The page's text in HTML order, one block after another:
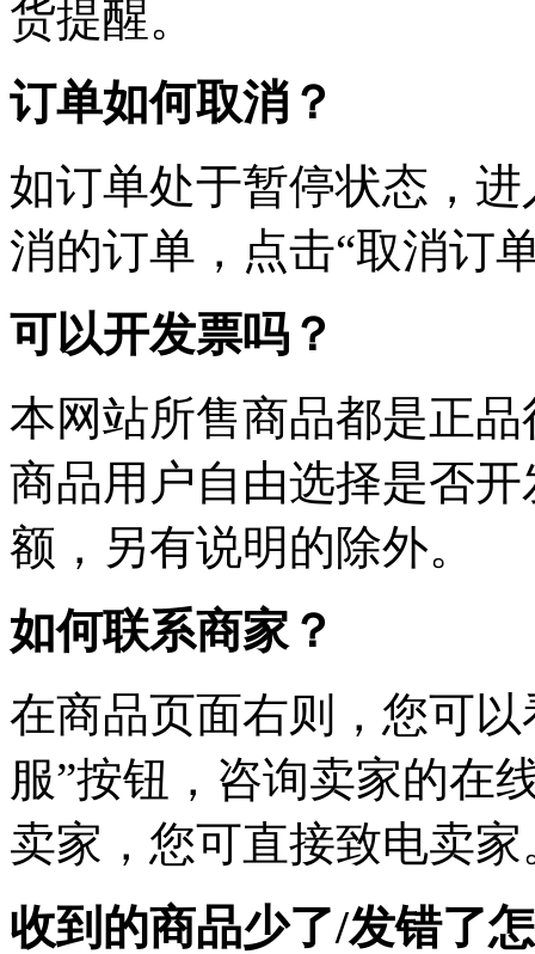
货提醒。
订单如何取消？
如订单处于暂停状态，
消的订单，点击“取消订
可以开发票吗？
本网站所售商品都是正
商品用户自由选择是否
额，另有说明的除外。
如何联系商家？
在商品页面右则，您可
服”按钮，咨询卖家的在
卖家，您可直接致电卖家
收到的商品少了/发错了